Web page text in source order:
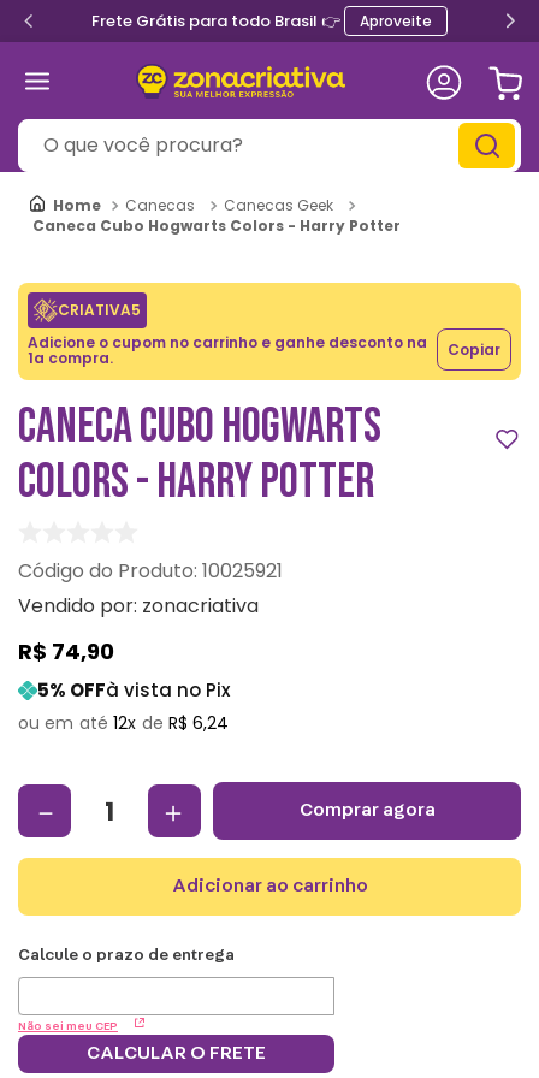
Frete Grátis para todo Brasil 👉 Aproveite
O que você procura?
Canecas
Canecas Geek
Caneca Cubo Hogwarts Colors - Harry Potter
CRIATIVA5
Adicione o cupom no carrinho e ganhe desconto na
1a compra. Copiar
CANECA CUBO HOGWARTS
COLORS - HARRY POTTER
: 10025921
Vendido por: zonacriativa
R$ 74,90
5% OFFà vista no Pix
12 R$ 6,24
＋
－ comprar agora
adicionar ao carrinho
Não sei meu CEP
CALCULAR O FRETE